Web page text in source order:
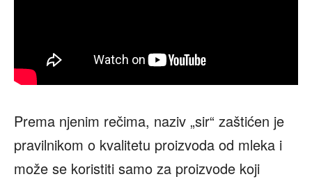
Prema njenim rečima, naziv „sir“ zaštićen je
pravilnikom o kvalitetu proizvoda od mleka i
može se koristiti samo za proizvode koji